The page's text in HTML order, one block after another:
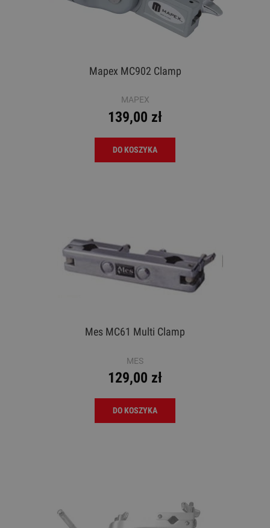
Mapex MC902 Clamp
MAPEX
139,00 zł
DO KOSZYKA
Mes MC61 Multi Clamp
MES
129,00 zł
DO KOSZYKA